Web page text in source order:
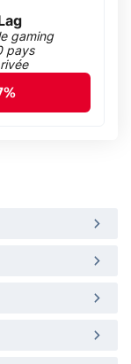
gaming
pays